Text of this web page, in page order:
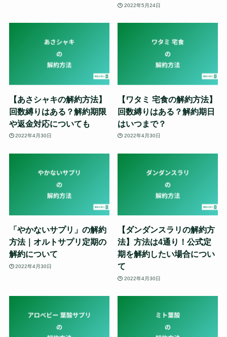
2022年5月24日
【あさシャキの解約方法】
回数縛りはある？解約期限
や返金対応についても
2022年4月30日
【ワタミ 宅食の解約方法】
回数縛りはある？解約期日
はいつまで？
2022年4月30日
「やかないサプリ」の解約
方法｜オルトサプリ定期の
解約について
2022年4月30日
【ダンダンスラリの解約方
法】方法は4通り！公式定
期を解約したい場合につい
て
2022年4月30日